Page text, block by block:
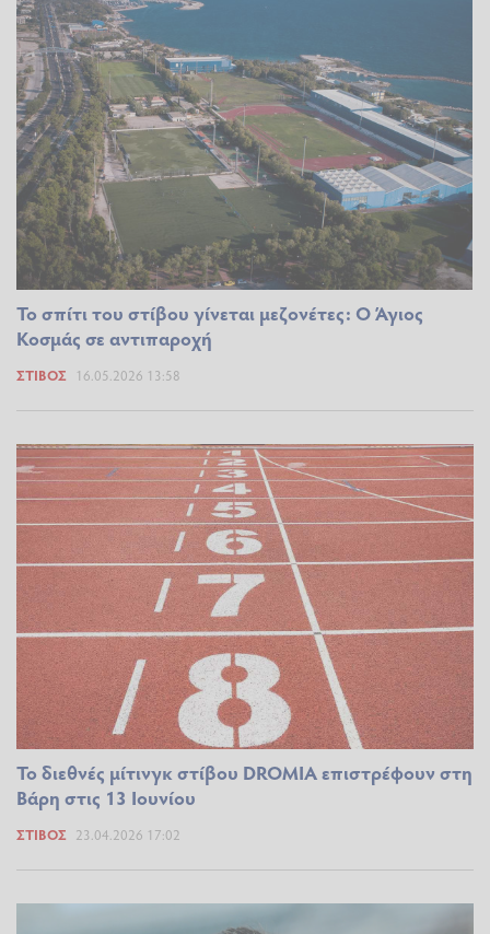
Το σπίτι του στίβου γίνεται μεζονέτες: Ο Άγιος
Κοσμάς σε αντιπαροχή
ΣΤΊΒΟΣ 16.05.2026 13:58
Το διεθνές μίτινγκ στίβου DROMIA επιστρέφουν στη
Βάρη στις 13 Ιουνίου
ΣΤΊΒΟΣ 23.04.2026 17:02